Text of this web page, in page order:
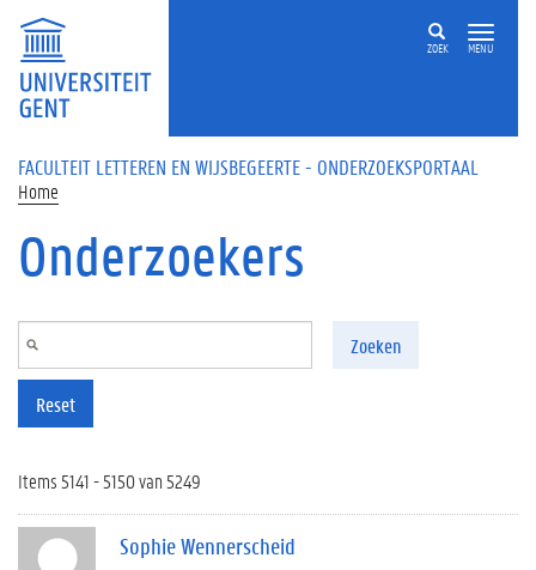
Overslaan en naar de inhoud gaan
ZOEK MENU
FACULTEIT LETTEREN EN WIJSBEGEERTE - ONDERZOEKSPORTAAL
Home
Onderzoekers
Zoeken
Reset
Items 5141 - 5150 van 5249
Sophie Wennerscheid